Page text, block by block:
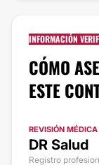
INFORMACIÓN
CÓMO
ESTE
REVISIÓN MÉDICA
DR Salud
Registro